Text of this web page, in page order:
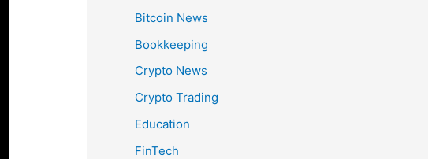
Bitcoin News
Bookkeeping
Crypto News
Crypto Trading
Education
FinTech